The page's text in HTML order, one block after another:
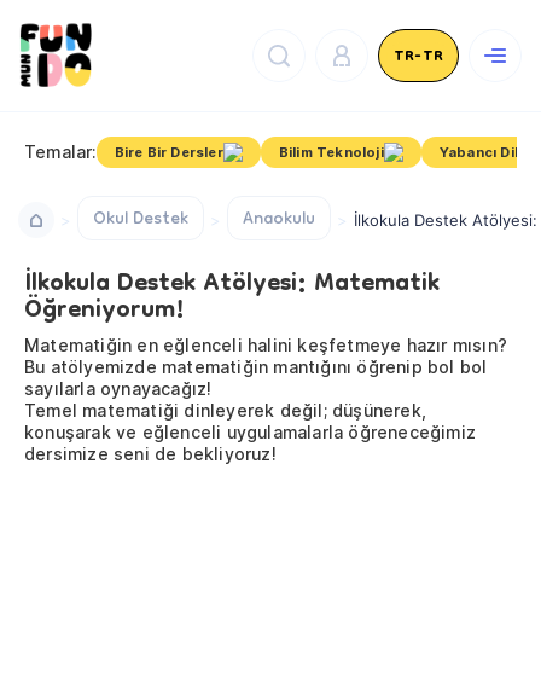
TR-TR
Temalar: Bire Bir Dersler Bilim Teknoloji Yabancı Dil
Okul Destek Anaokulu İlkokula Destek
İlkokula Destek Atölyesi: Matematik
Öğreniyorum!
Matematiğin en eğlenceli halini keşfetmeye hazır mısın?
Bu atölyemizde matematiğin mantığını öğrenip bol bol
sayılarla oynayacağız!
Temel matematiği dinleyerek değil; düşünerek,
konuşarak ve eğlenceli uygulamalarla öğreneceğimiz
dersimize seni de bekliyoruz!